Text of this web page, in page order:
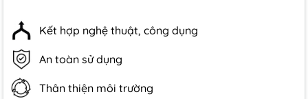
Kết hợp nghệ thuật, công dụng
An toàn sử dụng
Thân thiện môi trường